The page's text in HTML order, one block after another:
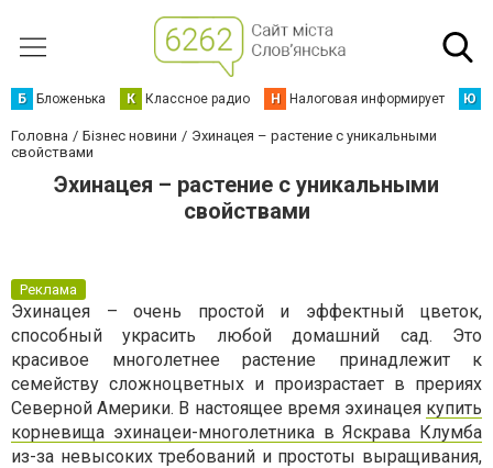
Б Бложенька К Классное радио Н Налоговая информирует Ю
Головна Бізнес новини
Эхинацея – растение с уникальными
свойствами
Эхинацея – растение с уникальными
свойствами
Реклама
Эхинацея – очень простой и эффектный цветок,
способный украсить любой домашний сад. Это
красивое многолетнее растение принадлежит к
семейству сложноцветных и произрастает в прериях
Северной Америки. В настоящее время эхинацея купить
корневища эхинацеи-многолетника в Яскрава Клумба
из-за невысоких требований и простоты выращивания,